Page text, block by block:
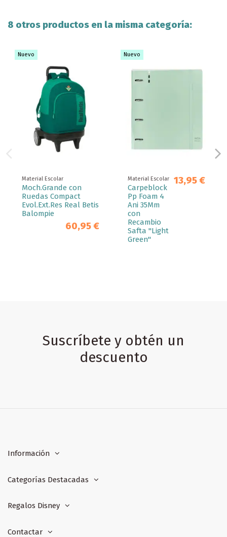
8 otros productos en la misma categoría:
Nuevo
Material Escolar
Moch.Grande con
Ruedas Compact
Evol.Ext.Res Real Betis
Balompie
60,95 €
Nuevo
Material Escolar
Carpeblock
Pp Foam 4
Ani 35Mm
con
Recambio
Safta "Light
Green"
13,95 €
Suscríbete y obtén un
descuento
Información
Categorías Destacadas
Regalos Disney
Contactar